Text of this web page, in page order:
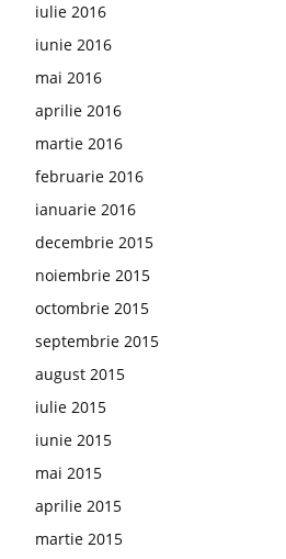
iulie 2016
iunie 2016
mai 2016
aprilie 2016
martie 2016
februarie 2016
ianuarie 2016
decembrie 2015
noiembrie 2015
octombrie 2015
septembrie 2015
august 2015
iulie 2015
iunie 2015
mai 2015
aprilie 2015
martie 2015